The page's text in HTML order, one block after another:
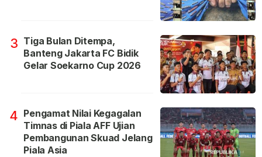
3 Tiga Bulan Ditempa,
Banteng Jakarta FC Bidik
Gelar Soekarno Cup 2026
4 Pengamat Nilai Kegagalan
Timnas di Piala AFF Ujian
Pembangunan Skuad Jelang
Piala Asia